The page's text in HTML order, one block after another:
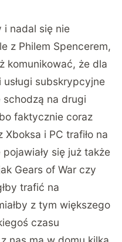
i nadal się nie
z Philem Spencerem,
komunikować, że dla
subskrypcyjne
schodzą na drugi
faktycznie coraz
i PC trafiło na
się już także
Gears of War czy
trafić na
z tym większego
czasu